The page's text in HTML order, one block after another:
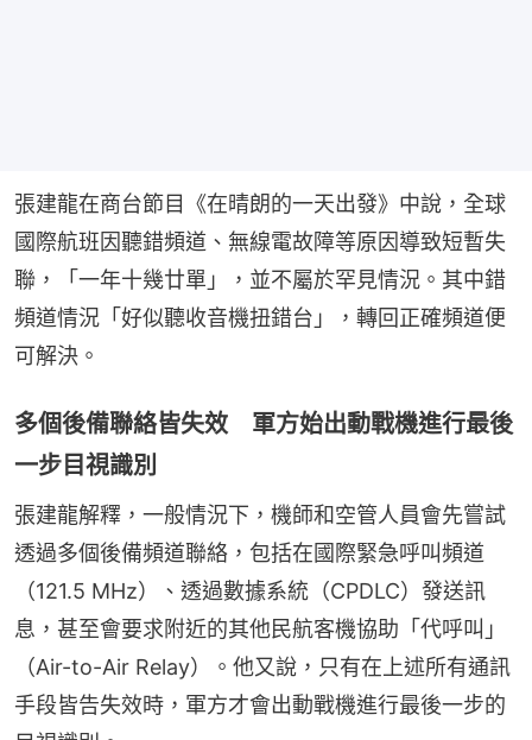
張建龍在商台節目《在晴朗的一天出發》中說，全球
國際航班因聽錯頻道、無線電故障等原因導致短暫失
聯，「一年十幾廿單」，並不屬於罕見情況。其中錯
頻道情況「好似聽收音機扭錯台」，轉回正確頻道便
可解決。
多個後備聯絡皆失效 軍方始出動戰機進行最後
一步目視識別
張建龍解釋，一般情況下，機師和空管人員會先嘗試
透過多個後備頻道聯絡，包括在國際緊急呼叫頻道
（121.5 MHz）、透過數據系統（CPDLC）發送訊
息，甚至會要求附近的其他民航客機協助「代呼叫」
（Air-to-Air Relay）。他又說，只有在上述所有通訊
手段皆告失效時，軍方才會出動戰機進行最後一步的